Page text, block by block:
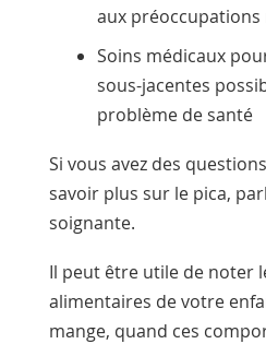
aux
Soins médicaux
sous-jacentes
problème de santé
Si vous avez des
savoir plus sur le pica,
soignante.
Il peut être utile de noter
alimentaires de votre
mange, quand ces